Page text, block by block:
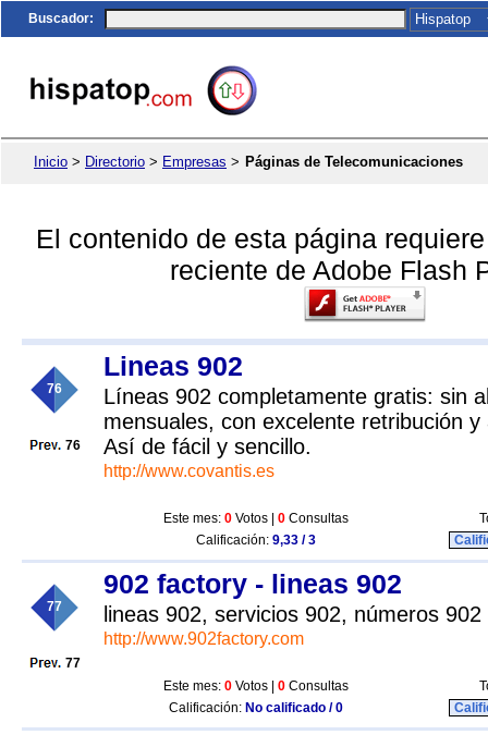
Buscador:
Inicio > Directorio > Empresas > Páginas de Telecomunicaciones
El contenido de esta página
reciente de Adobe Flash
76
76
Lineas 902
Líneas 902 completamente gratis: sin
mensuales, con excelente retribución
Así de fácil y sencillo.
http://www.covantis.es
Este mes: 0 Votos | 0 Consultas
Calificación: 9,33 / 3
77
77
902 factory - lineas 902
lineas 902, servicios 902, números 902
http://www.902factory.com
Este mes: 0 Votos | 0 Consultas
Calificación: No calificado / 0